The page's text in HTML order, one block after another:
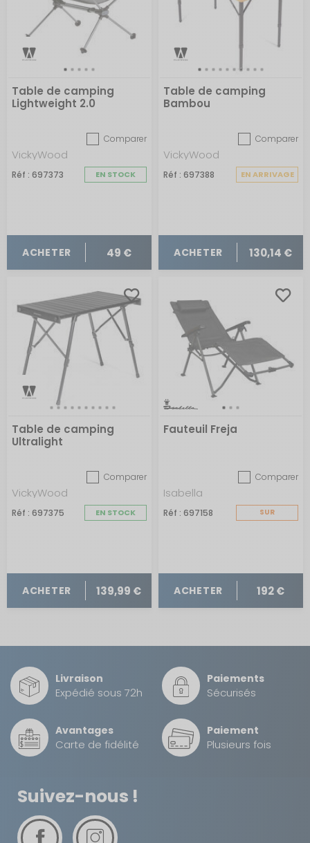
Table de camping
Lightweight 2.0
Comparer
VickyWood
Réf : 697373 EN STOCK
ACHETER 49 €
Table de camping
Bambou
Comparer
VickyWood
Réf : 697388 EN ARRIVAGE
ACHETER 130,14 €
Table de camping
Ultralight
Comparer
VickyWood
Réf : 697375 EN STOCK
ACHETER 139,99 €
Fauteuil Freja
Comparer
Isabella
Réf : 697158
SUR
ACHETER 192 €
Livraison
Expédié sous 72h
Paiements
Sécurisés
Avantages
Carte de fidélité
Paiement
Plusieurs fois
Suivez-nous !